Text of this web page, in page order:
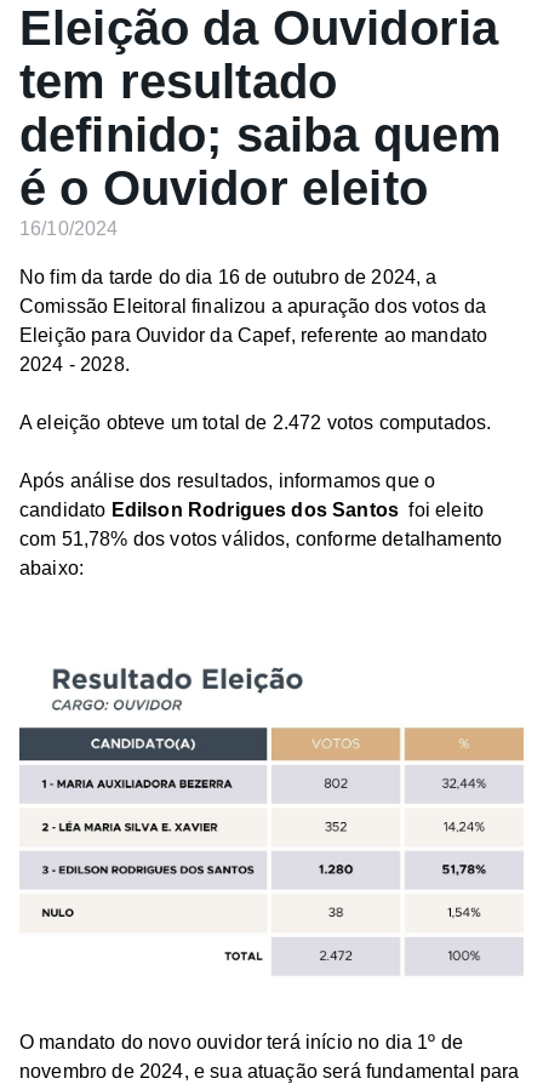
Eleição da Ouvidoria
tem resultado
definido; saiba quem
é o Ouvidor eleito
16/10/2024
No fim da tarde do dia 16 de outubro de 2024, a
Comissão Eleitoral finalizou a apuração dos votos da
Eleição para Ouvidor da Capef, referente ao mandato
2024 - 2028.
A eleição obteve um total de 2.472 votos computados.
Após análise dos resultados, informamos que o
candidato Edilson Rodrigues dos Santos foi eleito
com 51,78% dos votos válidos, conforme detalhamento
abaixo:
O mandato do novo ouvidor terá início no dia 1º de
novembro de 2024, e sua atuação será fundamental para